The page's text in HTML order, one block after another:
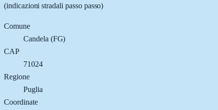
(indicazioni stradali passo passo)
Comune
Candela (FG)
CAP
71024
Regione
Puglia
Coordinate